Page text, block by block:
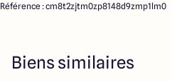
Référence : cm8t2zjtm0zp8148d9zmp1lm0
Biens similaires